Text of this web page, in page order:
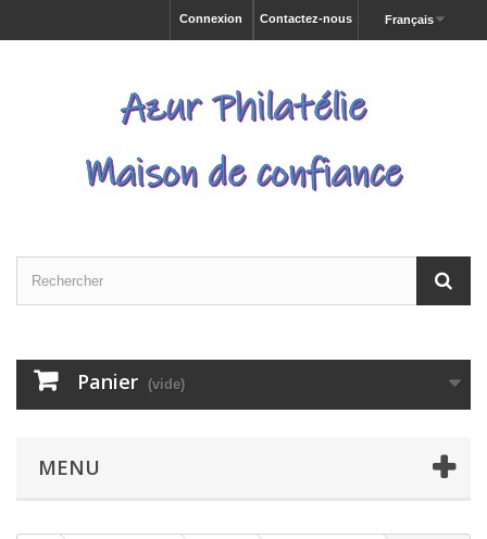
Français
Contactez-nous
Connexion
Panier (vide)
MENU